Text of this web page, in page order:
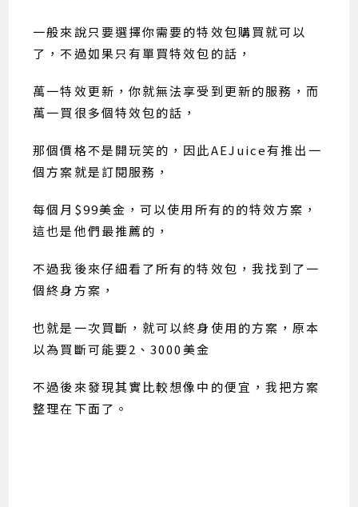
一般來說只要選擇你需要的特效包購買就可以
了，不過如果只有單買特效包的話，
萬一特效更新，你就無法享受到更新的服務，而
萬一買很多個特效包的話，
那個價格不是開玩笑的，因此AEJuice有推出一
個方案就是訂閱服務，
每個月$99美金，可以使用所有的的特效方案，
這也是他們最推薦的，
不過我後來仔細看了所有的特效包，我找到了一
個終身方案，
也就是一次買斷，就可以終身使用的方案，原本
以為買斷可能要2、3000美金
不過後來發現其實比較想像中的便宜，我把方案
整理在下面了。